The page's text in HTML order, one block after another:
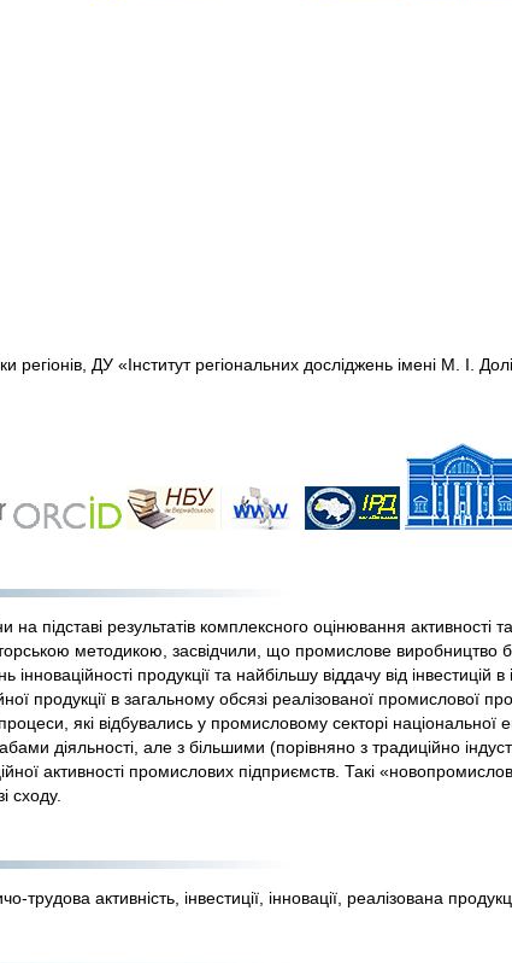
регіонів, ДУ «Інститут регіональних досліджень імені М. І.
підставі результатів комплексного оцінювання активності
методикою, засвідчили, що промислове
продукції та найбільшу віддачу від інвестицій в
продукції в загальному обсязі реалізованої промислової
які відбувались у промисловому секторі національної
діяльності, але з більшими (порівняно з традиційно
активності промислових підприємств. Такі
сходу.
активність, інвестиції, інновації, реалізована